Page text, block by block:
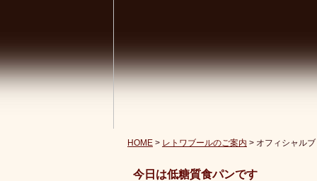
HOME > レトワブールのご案内 > オフィシャル
今日は低糖質食パンです